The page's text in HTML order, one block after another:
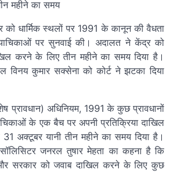
को धार्मिक स्थलों पर 1991 के कानून की वैधता
पर सुनवाई की। अदालत ने केंद्र को
करने के लिए तीन महीने का समय दिया है।
विनय कुमार सक्सेना को कोर्ट ने झटका दिया
प्रावधान) अधिनियम, 1991 के कुछ प्रावधानों
के एक बैच पर अपनी प्रतिक्रिया दाखिल
अक्टूबर यानी तीन महीने का समय दिया है।
जनरल तुषार मेहता का कहना है कि
और सरकार को जवाब दाखिल करने के लिए कुछ